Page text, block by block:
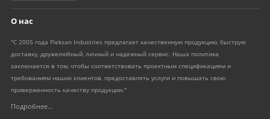
О нас
"С 2005 года Fleksan Industries предлагает качественную продукцию, быструю
доставку, дружелюбный, личный и надежный сервис. Наша политика
заключается в том, чтобы соответствовать проектным спецификациям и
требованиям наших клиентов, предоставлять услуги и повышать свою
приверженность качеству продукции."
Подробнее...